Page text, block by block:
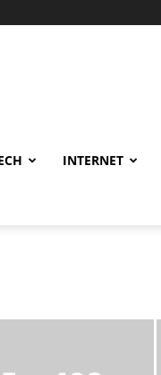
INTERNET